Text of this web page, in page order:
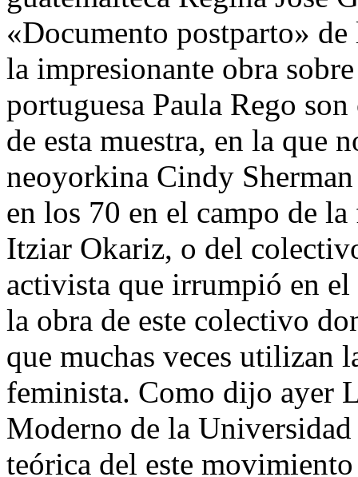
«Documento postparto»
la impresionante obra
portuguesa Paula Rego
de esta muestra, en la que
neoyorkina Cindy
en los 70 en el campo de
Itziar Okariz, o del
activista que irrumpió en
la obra de este colectivo
que muchas veces utilizan
feminista. Como dijo ayer
Moderno de la
teórica del este